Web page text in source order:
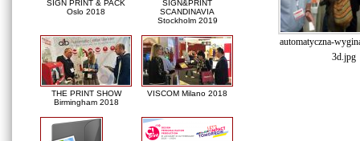
SIGN PRINT & PACK
Oslo 2018
SIGN&PRINT
SCANDINAVIA
Stockholm 2019
THE PRINT SHOW
Birmingham 2018
VISCOM Milano 2018
automatyczna-
3d.jpg